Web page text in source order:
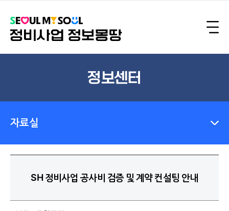
정보센터
자료실
SH 정비사업 공사비 검증 및 계약 컨설팅 안내